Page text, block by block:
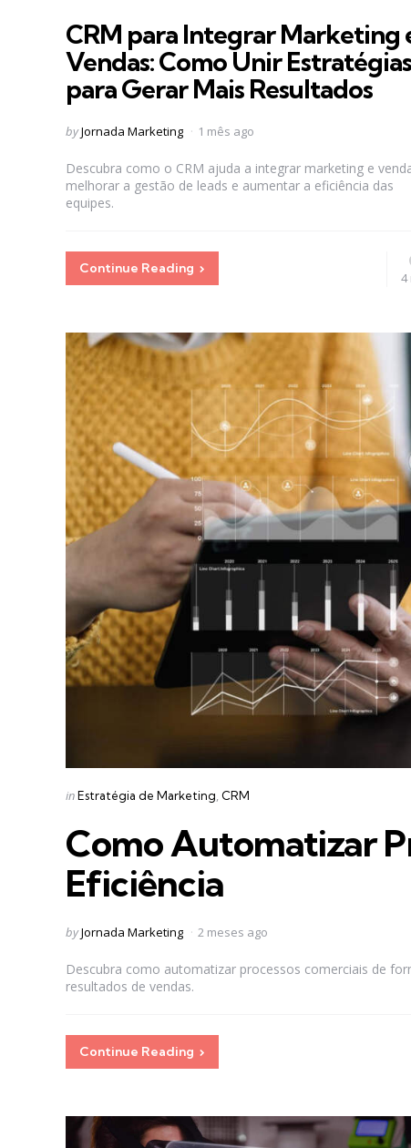
CRM para Integrar Marketing
Vendas: Como Unir Estratégias
para Gerar Mais Resultados
Posted
byJornada Marketing 1 mês ago
Descubra como o CRM ajuda a integrar marketing e
melhorar a gestão de leads e aumentar a eficiência das
equipes.
Continue Reading
4
Categories
Posted
inEstratégia de Marketing CRM
Como Automatizar
Eficiência
Posted
byJornada Marketing 2 meses ago
Descubra como automatizar processos comerciais de
resultados de vendas.
Continue Reading